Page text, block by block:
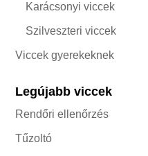
Karácsonyi viccek
Szilveszteri viccek
Viccek gyerekeknek
Legújabb viccek
Rendőri ellenőrzés
Tűzoltó